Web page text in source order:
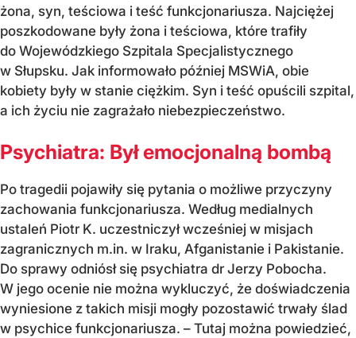
żona, syn, teściowa i teść funkcjonariusza. Najciężej
poszkodowane były żona i teściowa, które trafiły
do Wojewódzkiego Szpitala Specjalistycznego
w Słupsku. Jak informowało później MSWiA, obie
kobiety były w stanie ciężkim. Syn i teść opuścili szpital,
a ich życiu nie zagrażało niebezpieczeństwo.
Psychiatra: Był emocjonalną bombą
Po tragedii pojawiły się pytania o możliwe przyczyny
zachowania funkcjonariusza. Według medialnych
ustaleń Piotr K. uczestniczył wcześniej w misjach
zagranicznych m.in. w Iraku, Afganistanie i Pakistanie.
Do sprawy odniósł się psychiatra dr Jerzy Pobocha.
W jego ocenie nie można wykluczyć, że doświadczenia
wyniesione z takich misji mogły pozostawić trwały ślad
w psychice funkcjonariusza. – Tutaj można powiedzieć,